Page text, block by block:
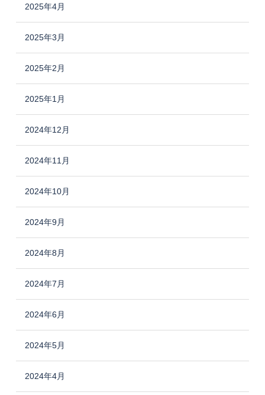
2025年4月
2025年3月
2025年2月
2025年1月
2024年12月
2024年11月
2024年10月
2024年9月
2024年8月
2024年7月
2024年6月
2024年5月
2024年4月